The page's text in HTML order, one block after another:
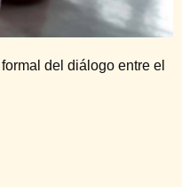
del diálogo entre el